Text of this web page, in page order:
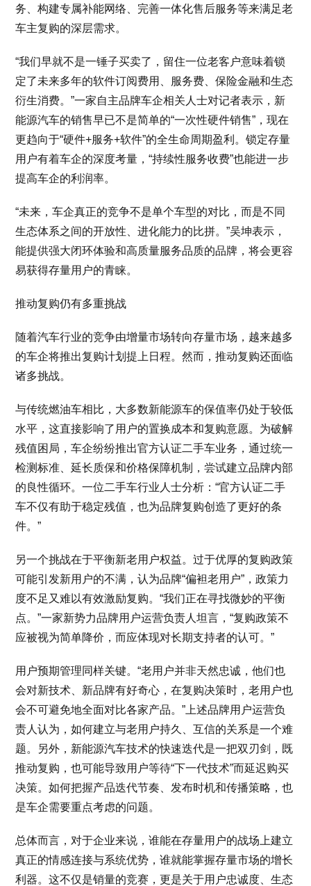
务、构建专属补能网络、完善一体化售后服务等来满足老
车主复购的深层需求。
“我们早就不是一锤子买卖了，留住一位老客户意味着锁
定了未来多年的软件订阅费用、服务费、保险金融和生态
衍生消费。”一家自主品牌车企相关人士对记者表示，新
能源汽车的销售早已不是简单的“一次性硬件销售”，现在
更趋向于“硬件+服务+软件”的全生命周期盈利。锁定存量
用户有着车企的深度考量，“持续性服务收费”也能进一步
提高车企的利润率。
“未来，车企真正的竞争不是单个车型的对比，而是不同
生态体系之间的开放性、进化能力的比拼。”吴坤表示，
能提供强大闭环体验和高质量服务品质的品牌，将会更容
易获得存量用户的青睐。
推动复购仍有多重挑战
随着汽车行业的竞争由增量市场转向存量市场，越来越多
的车企将推出复购计划提上日程。然而，推动复购还面临
诸多挑战。
与传统燃油车相比，大多数新能源车的保值率仍处于较低
水平，这直接影响了用户的置换成本和复购意愿。为破解
残值困局，车企纷纷推出官方认证二手车业务，通过统一
检测标准、延长质保和价格保障机制，尝试建立品牌内部
的良性循环。一位二手车行业人士分析：“官方认证二手
车不仅有助于稳定残值，也为品牌复购创造了更好的条
件。”
另一个挑战在于平衡新老用户权益。过于优厚的复购政策
可能引发新用户的不满，认为品牌“偏袒老用户”，政策力
度不足又难以有效激励复购。“我们正在寻找微妙的平衡
点。”一家新势力品牌用户运营负责人坦言，“复购政策不
应被视为简单降价，而应体现对长期支持者的认可。”
用户预期管理同样关键。“老用户并非天然忠诚，他们也
会对新技术、新品牌有好奇心，在复购决策时，老用户也
会不可避免地全面对比各家产品。”上述品牌用户运营负
责人认为，如何建立与老用户持久、互信的关系是一个难
题。另外，新能源汽车技术的快速迭代是一把双刃剑，既
推动复购，也可能导致用户等待“下一代技术”而延迟购买
决策。如何把握产品迭代节奏、发布时机和传播策略，也
是车企需要重点考虑的问题。
总体而言，对于企业来说，谁能在存量用户的战场上建立
真正的情感连接与系统优势，谁就能掌握存量市场的增长
利器。这不仅是销量的竞赛，更是关于用户忠诚度、生态